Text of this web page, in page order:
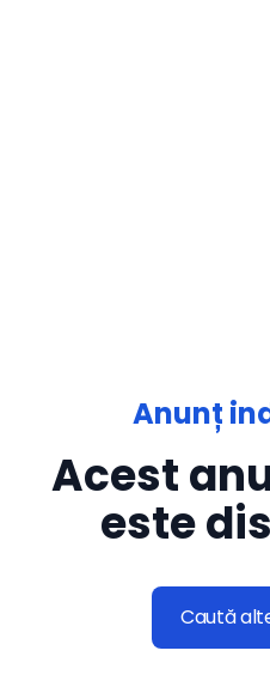
Anunț
Acest
este
Caută